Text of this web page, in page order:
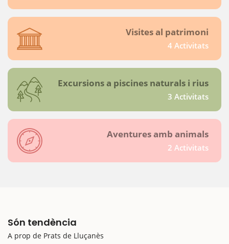
Visites al patrimoni
4 Activitats
Excursions a piscines naturals i rius
3 Activitats
Aventures amb animals
2 Activitats
Són tendència
A prop de Prats de Lluçanès